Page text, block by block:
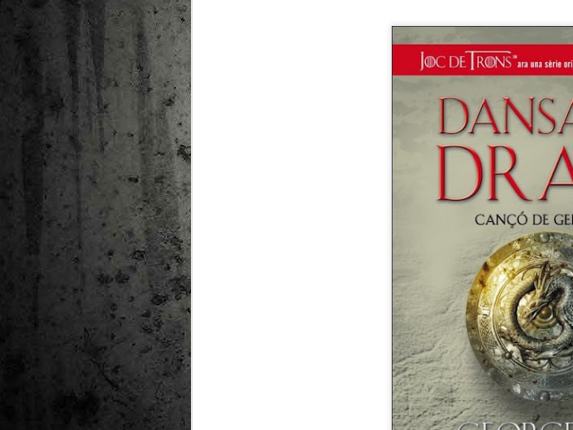
un assaig gràfic tan
és només un relat
sobre com la
productivitat.